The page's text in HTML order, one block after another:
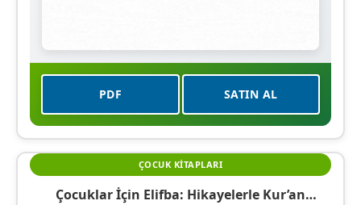
PDF SATIN AL
ÇOCUK KITAPLARI
Çocuklar İçin Elifba: Hikayelerle Kur’an